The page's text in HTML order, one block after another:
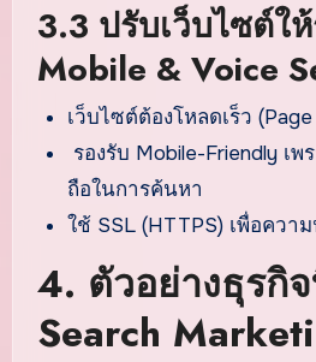
3.3 ปรับเว็บไซต์ใ
Mobile & Voice
เว็บไซต์ต้องโหลดเร็ว
รองรับ Mobile-Friendly เ
ถือในการค้นหา
ใช้ SSL (HTTPS) เพื่อควา
4. ตัวอย่างธุรกิ
Search